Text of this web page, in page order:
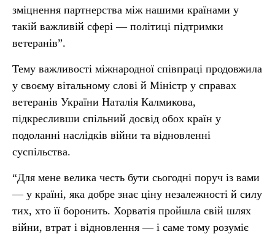
зміцнення партнерства між нашими країнами у
такій важливій сфері — політиці підтримки
ветеранів”.
Тему важливості міжнародної співпраці продовжила
у своєму вітальному слові й Міністр у справах
ветеранів України Наталія Калмикова,
підкресливши спільний досвід обох країн у
подоланні наслідків війни та відновленні
суспільства.
“Для мене велика честь бути сьогодні поруч із вами
— у країні, яка добре знає ціну незалежності й силу
тих, хто її боронить. Хорватія пройшла свій шлях
війни, втрат і відновлення — і саме тому розуміє